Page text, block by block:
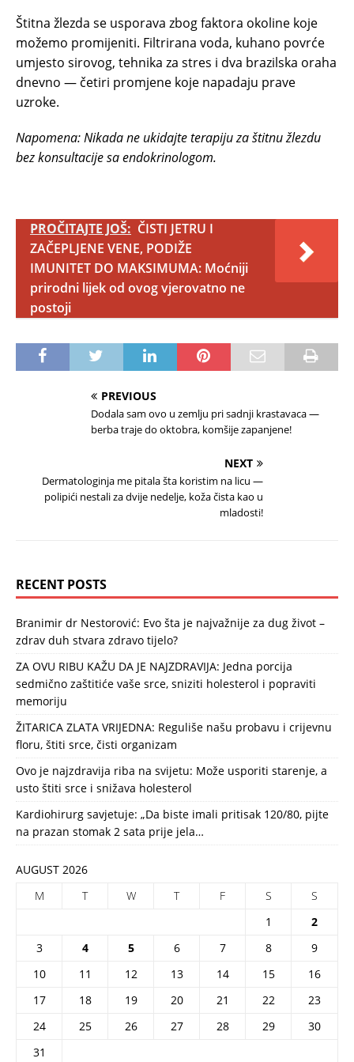
Štitna žlezda se usporava zbog faktora okoline koje
možemo promijeniti. Filtrirana voda, kuhano povrće
umjesto sirovog, tehnika za stres i dva brazilska oraha
dnevno — četiri promjene koje napadaju prave
uzroke.
Napomena: Nikada ne ukidajte terapiju za štitnu žlezdu
bez konsultacije sa endokrinologom.
PROČITAJTE JOŠ: ČISTI JETRU I
ZAČEPLJENE VENE, PODIŽE
IMUNITET DO MAKSIMUMA: Moćniji
prirodni lijek od ovog vjerovatno ne
postoji
PREVIOUS
Dodala sam ovo u zemlju pri sadnji krastavaca —
berba traje do oktobra, komšije zapanjene!
NEXT
Dermatologinja me pitala šta koristim na licu —
polipići nestali za dvije nedelje, koža čista kao u
mladosti!
RECENT POSTS
Branimir dr Nestorović: Evo šta je najvažnije za dug život –
zdrav duh stvara zdravo tijelo?
ZA OVU RIBU KAŽU DA JE NAJZDRAVIJA: Jedna porcija
sedmično zaštitiće vaše srce, sniziti holesterol i popraviti
memoriju
ŽITARICA ZLATA VRIJEDNA: Reguliše našu probavu i crijevnu
floru, štiti srce, čisti organizam
Ovo je najzdravija riba na svijetu: Može usporiti starenje, a
usto štiti srce i snižava holesterol
Kardiohirurg savjetuje: „Da biste imali pritisak 120/80, pijte
na prazan stomak 2 sata prije jela…
AUGUST 2026
M
T W T F S
S
1
2
3
4 5 6 7 8
9
10
11 12 13 14 15
16
17
18 19 20 21 22
23
24
25 26 27 28 29
30
31